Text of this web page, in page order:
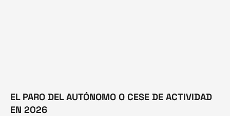
EL PARO DEL AUTÓNOMO O CESE DE ACTIVIDAD
EN 2026